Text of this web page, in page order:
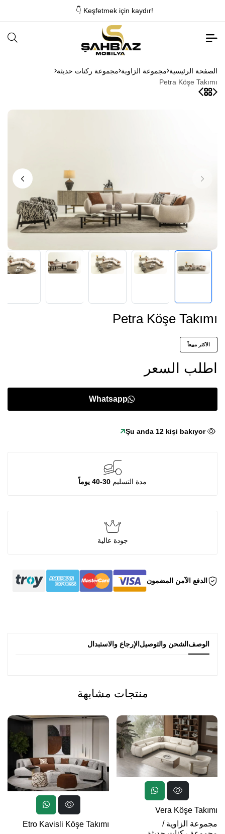
👇 Keşfetmek için kaydır!
الصفحة الرئيسية مجموعة الزاوية مجموعة ركنات حديثة
Petra Köşe Takımı
Petra Köşe Takımı
الأكثر مبيعاً
اطلب السعر
Whatsapp
Şu anda 12 kişi bakıyor
مدة التسليم 30-40 يوماً
جودة عالية
الدفع الآمن المضمون
الوصف الشحن والتوصيل الإرجاع والاستبدال
منتجات مشابهة
Vera Köşe Takımı
مجموعة الزاوية /
Etro Kavisli Köşe Takımı